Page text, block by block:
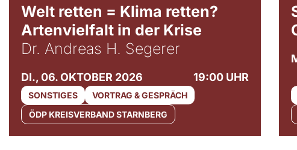
Welt retten = Klima retten?
Artenvielfalt in der Krise
Dr. Andreas H. Segerer
DI., 06. OKTOBER 2026 19:00 UHR
SONSTIGES
VORTRAG & GESPRÄCH
ÖDP KREISVERBAND STARNBERG